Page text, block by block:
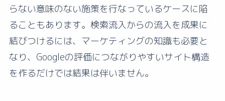
らない意味のない施策を行なっているケースに陥
ることもあります。検索流入からの流入を成果に
結びつけるには、マーケティングの知識も必要と
なり、Googleの評価につながりやすいサイト構造
を作るだけでは結果は伴いません。